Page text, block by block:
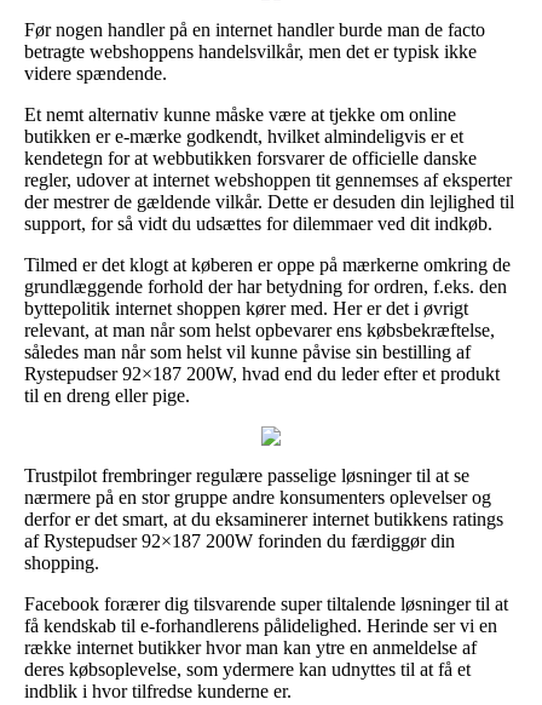
Før nogen handler på en internet handler burde man de facto
betragte webshoppens handelsvilkår, men det er typisk ikke
videre spændende.
Et nemt alternativ kunne måske være at tjekke om online
butikken er e-mærke godkendt, hvilket almindeligvis er et
kendetegn for at webbutikken forsvarer de officielle danske
regler, udover at internet webshoppen tit gennemses af eksperter
der mestrer de gældende vilkår. Dette er desuden din lejlighed til
support, for så vidt du udsættes for dilemmaer ved dit indkøb.
Tilmed er det klogt at køberen er oppe på mærkerne omkring de
grundlæggende forhold der har betydning for ordren, f.eks. den
byttepolitik internet shoppen kører med. Her er det i øvrigt
relevant, at man når som helst opbevarer ens købsbekræftelse,
således man når som helst vil kunne påvise sin bestilling af
Rystepudser 92×187 200W, hvad end du leder efter et produkt
til en dreng eller pige.
Trustpilot frembringer regulære passelige løsninger til at se
nærmere på en stor gruppe andre konsumenters oplevelser og
derfor er det smart, at du eksaminerer internet butikkens ratings
af Rystepudser 92×187 200W forinden du færdiggør din
shopping.
Facebook forærer dig tilsvarende super tiltalende løsninger til at
få kendskab til e-forhandlerens pålidelighed. Herinde ser vi en
række internet butikker hvor man kan ytre en anmeldelse af
deres købsoplevelse, som ydermere kan udnyttes til at få et
indblik i hvor tilfredse kunderne er.